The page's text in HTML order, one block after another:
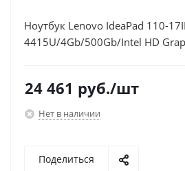
Ноутбук Lenovo IdeaPad 110-
4415U/4Gb/500Gb/Intel HD
24 461 руб./шт
Нет в наличии
Поделиться